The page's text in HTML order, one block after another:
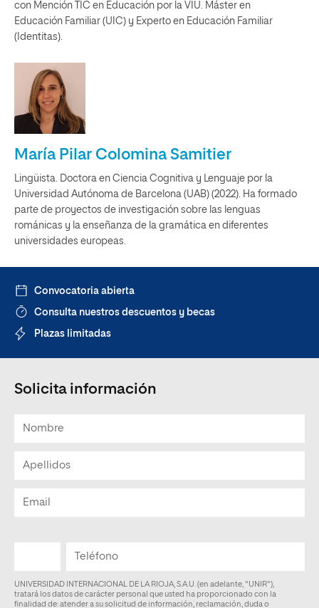
con Mención TIC en Educación por la VIU. Máster en
Educación Familiar (UIC) y Experto en Educación Familiar
(Identitas).
María Pilar Colomina Samitier
Lingüista. Doctora en Ciencia Cognitiva y Lenguaje por la
Universidad Autónoma de Barcelona (UAB) (2022). Ha formado
parte de proyectos de investigación sobre las lenguas
románicas y la enseñanza de la gramática en diferentes
universidades europeas.
Convocatoria abierta
Consulta nuestros descuentos y becas
Plazas limitadas
Solicita información